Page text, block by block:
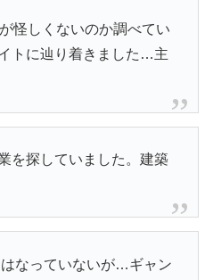
怪しくないのか調べてい
トに辿り着きました…主
を探していました。建築
なっていないが…ギャン